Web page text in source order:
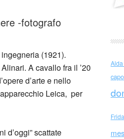
-fotografo
(1921).
A cavallo fra il ’20
d’arte e nello
Leica, per
d’oggi” scattate